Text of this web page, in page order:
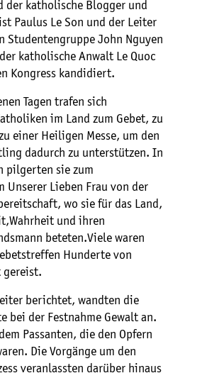
der katholische Blogger und
Paulus Le Son und der Leiter
Studentengruppe John Nguyen
katholische Anwalt Le Quoc
Kongress kandidiert.
Tagen trafen sich
im Land zum Gebet, zu
einer Heiligen Messe, um den
dadurch zu unterstützen. In
pilgerten sie zum
Unserer Lieben Frau von der
wo sie für das Land,
und ihren
beteten.Viele waren
Hunderte von
gereist.
berichtet, wandten die
bei der Festnahme Gewalt an.
Passanten, die den Opfern
Die Vorgänge um den
veranlassten darüber hinaus